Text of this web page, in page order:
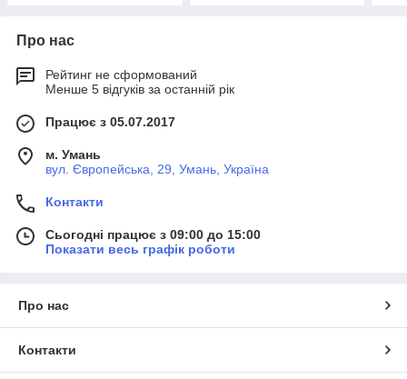
Про нас
Рейтинг не сформований
Менше 5 відгуків за останній рік
Працює з 05.07.2017
м. Умань
вул. Європейська, 29, Умань, Україна
Контакти
Сьогодні працює з 09:00 до 15:00
Показати весь графік роботи
Про нас
Контакти